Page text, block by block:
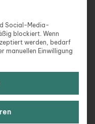
denen man sich
Ort verlässt,
zurück.“ – Albert
die Welt zu
in sich selbst.“
Social-Media-
blockiert. Wenn
werden, bedarf
manuellen Einwilligung